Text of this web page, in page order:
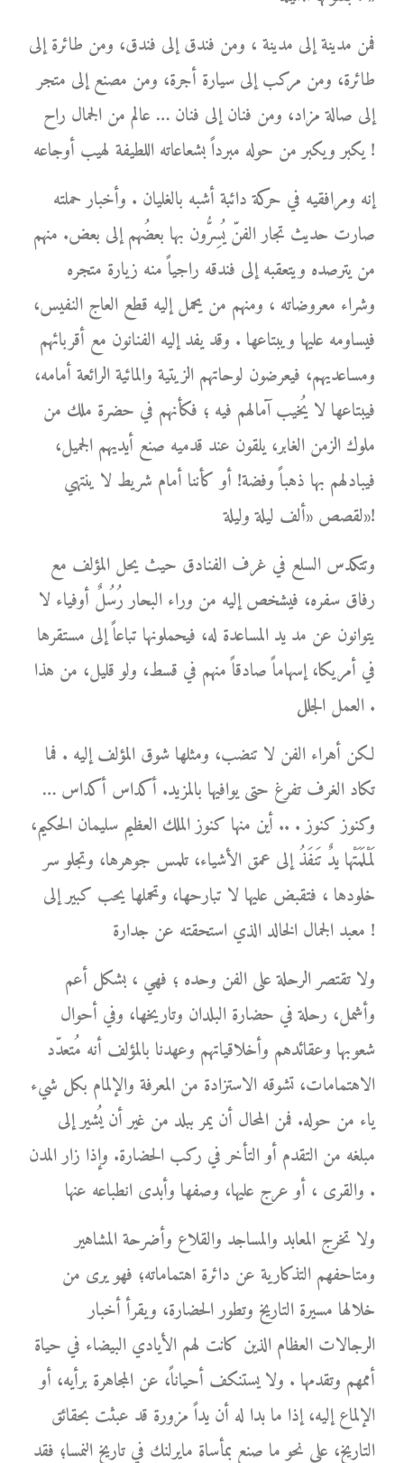
فمن مدينة إلى مدينة ، ومن فندق إلى فندق، ومن طائرة إلى
طائرة، ومن مركب إلى سيارة أجرة، ومن مصنع إلى متجر
إلى صالة مزاد، ومن فنان إلى فنان … عالم من الجمال راح
يكبر ويكبر من حوله مبرداً بشعاعاته اللطيفة لهيب أوجاعه !
إنه ومرافقيه في حركة دائبة أشبه بالغليان . وأخبار حملته
صارت حديث تجار الفنّ يُسِرُّون بها بعضُهم إلى بعض. منهم
من يترصده ويتعقبه إلى فندقه راجياً منه زيارة متجره
وشراء معروضاته ، ومنهم من يحمل إليه قطع العاج النفيس،
فيساومه عليها ويبتاعها . وقد يفد إليه الفنانون مع أقربائهم
ومساعديهم، فيعرضون لوحاتهم الزيتية والمائية الرائعة أمامه،
فيبتاعها لا يُخيب آمالهم فيه ؛ فكأنهم في حضرة ملك من
ملوك الزمن الغابر، يلقون عند قدميه صنع أيديهم الجميل،
فيبادلهم بها ذهباً وفضة! أو كأننا أمام شريط لا ينتهي
لقصص «ألف ليلة وليلة»!
وتتكدس السلع في غرف الفنادق حيث يحل المؤلف مع
رفاق سفره، فيشخص إليه من وراء البحار رُسُلٌ أوفياء لا
يتوانون عن مد يد المساعدة له، فيحملونها تباعاً إلى مستقرها
في أمريكا، إسهاماً صادقاً منهم في قسط، ولو قليل، من هذا
العمل الجلل .
لكن أهراء الفن لا تنضب، ومثلها شوق المؤلف إليه . فما
تكاد الغرف تفرغ حتى يوافيها بالمزيد. أكداس أكداس …
وكنوز كنوز . .. أين منها كنوز الملك العظيم سليمان الحكيم،
لَمْلَمَتْها يدٌ تَنفَذُ إلى عمق الأشياء، تلمس جوهرها، وتجلو سر
خلودها ، فتقبض عليها لا تبارحها، وتحملها يحب كبير إلى
معبد الجمال الخالد الذي استحقته عن جدارة !
ولا تقتصر الرحلة على الفن وحده ؛ فهي ، بشكل أعم
وأشمل، رحلة في حضارة البلدان وتاريخها، وفي أحوال
شعوبها وعقائدهم وأخلاقياتهم وعهدنا بالمؤلف أنه مُتعدّد
الاهتمامات، تشوقه الاستزادة من المعرفة والإلمام بكل شيء
ياء من حوله. فمن المحال أن يمر ببلد من غير أن يُشير إلى
مبلغه من التقدم أو التأخر في ركب الحضارة. وإذا زار المدن
والقرى ، أو عرج عليها، وصفها وأبدى انطباعه عنها .
ولا تخرج المعابد والمساجد والقلاع وأضرحة المشاهير
ومتاحفهم التذكارية عن دائرة اهتماماته؛ فهو يرى من
خلالها مسيرة التاريخ وتطور الحضارة، ويقرأ أخبار
الرجالات العظام الذين كانت لهم الأيادي البيضاء في حياة
أممهم وتقدمها . ولا يستنكف أحياناً، عن المجاهرة برأيه، أو
الإلماع إليه، إذا ما بدا له أن يداً مزورة قد عبثت بحقائق
التاريخ، على نحو ما صنع بمأساة مايرلنك في تاريخ النمسا؛ فقد